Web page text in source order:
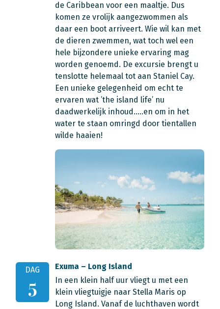
de Caribbean voor een maaltje. Dus
komen ze vrolijk aangezwommen als
daar een boot arriveert. Wie wil kan met
de dieren zwemmen, wat toch wel een
hele bijzondere unieke ervaring mag
worden genoemd. De excursie brengt u
tenslotte helemaal tot aan Staniel Cay.
Een unieke gelegenheid om echt te
ervaren wat ’the island life’ nu
daadwerkelijk inhoud…..en om in het
water te staan omringd door tientallen
wilde haaien!
DAG
5
Exuma – Long Island
In een klein half uur vliegt u met een
klein vliegtuigje naar Stella Maris op
Long Island. Vanaf de luchthaven wordt